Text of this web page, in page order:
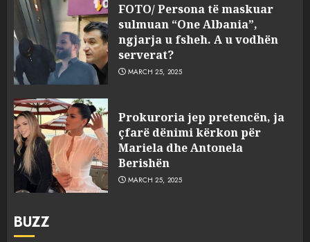
FOTO/ Persona të maskuar
sulmuan “One Albania”,
ngjarja u fsheh. A u vodhën
serverat?
MARCH 25, 2025
Prokuroria jep pretencën, ja
çfarë dënimi kërkon për
Mariela dhe Antonela
Berishën
MARCH 25, 2025
BUZZ